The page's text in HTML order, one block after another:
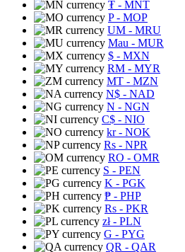
₮ - MNT
P- MOP
UM - MRU
Mau - MUR
$ - MXN
RM - MYR
MT - MZN
N$ - NAD
N - NGN
C$ - NIO
kr- NOK
Rs - NPR
RO - OMR
S - PEN
K - PGK
₱ - PHP
Rs - PKR
zł- PLN
G - PYG
QR - QAR